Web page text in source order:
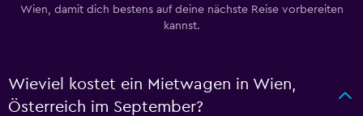
Wien, damit dich bestens auf deine nächste Reise vorbereiten
kannst.
Wieviel kostet ein Mietwagen in Wien,
Österreich im September?